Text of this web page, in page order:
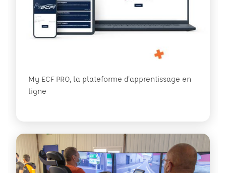
My ECF PRO, la plateforme d'apprentissage en
ligne